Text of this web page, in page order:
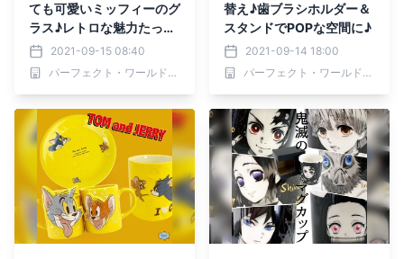
ても可愛いミッフィーのグ
ラス♪レトロな魅力たっぷ
りなラインナップをご紹介
2021-09-15 08:40
パーフェクト・ワールド株式会社
替え♪歯ブラシホルダー＆
スタンドでPOPな空間に♪
2021-09-14 18:00
パーフェクト・ワールド株式会社